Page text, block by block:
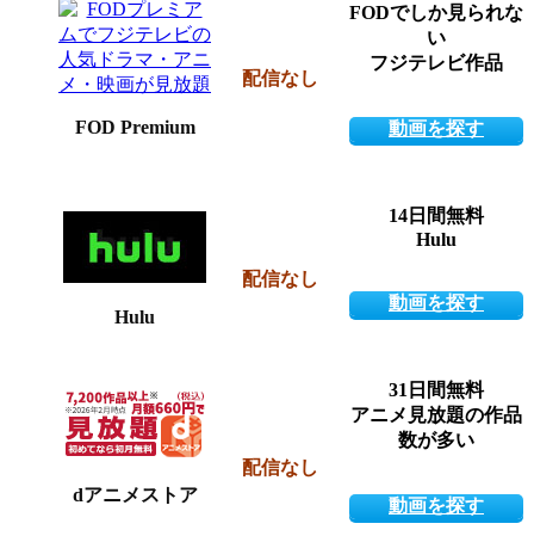
FOD Premium
配信なし
FODでしか見られな
い
フジテレビ作品
動画を探す
Hulu
配信なし
14日間無料
Hulu
動画を探す
dアニメストア
配信なし
31日間無料
アニメ見放題の作品
数が多い
動画を探す